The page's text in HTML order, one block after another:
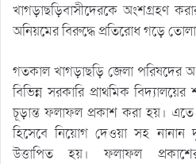
খাগড়াছড়িবাসীদেরকে অংশগ্রহণ
অনিয়মের বিরুদ্ধে প্রতিরোধ গড়ে
গতকাল খাগড়াছড়ি জেলা পরিষদের
বিভিন্ন সরকারি প্রাথমিক
চূড়ান্ত ফলাফল প্রকাশ করা হয়। এতে
হিসেবে নিয়োগ দেওয়া সহ নানান
উত্তাপিত হয়। ফলাফল